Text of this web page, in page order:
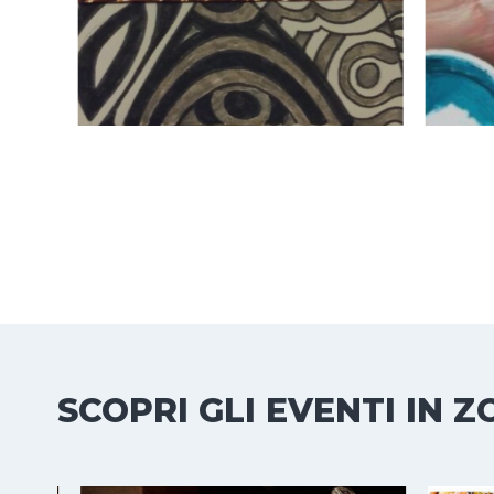
SCOPRI GLI EVENTI IN